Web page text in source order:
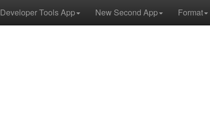
Developer Tools App New Second App Format